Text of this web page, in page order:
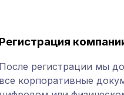
Регистрация
После регистрации мы
все корпоративные